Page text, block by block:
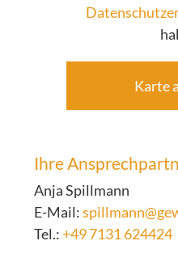
Karte
Ihre
Anja Spillmann
E-Mail:
Tel.: +49 7131 624424